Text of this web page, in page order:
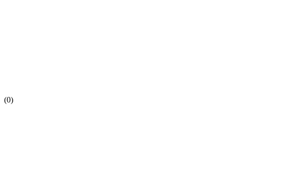
(0)